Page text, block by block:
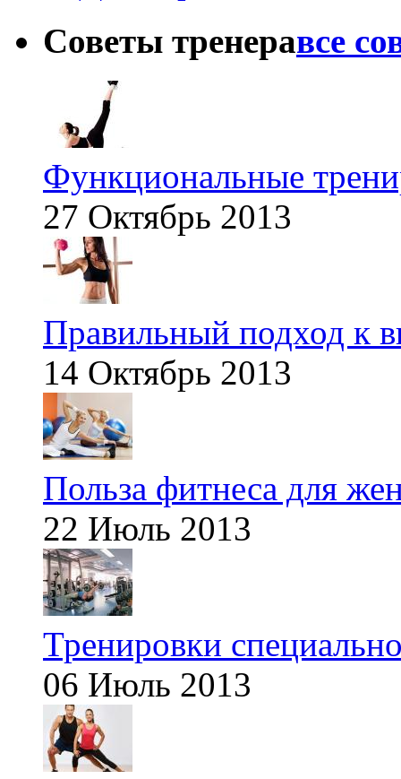
Советы тренеравсе
Функциональные
27 Октябрь 2013
Правильный подход к
14 Октябрь 2013
Польза фитнеса для
22 Июль 2013
Тренировки
06 Июль 2013